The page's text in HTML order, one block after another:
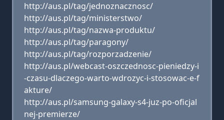
http://aus.pl/tag/jednoznacznosc/
http://aus.pl/tag/ministerstwo/
http://aus.pl/tag/nazwa-produktu/
http://aus.pl/tag/paragony/
http://aus.pl/tag/rozporzadzenie/
http://aus.pl/webcast-oszczednosc-pieniedzy-i
-czasu-dlaczego-warto-wdrozyc-i-stosowac-e-f
akture/
http://aus.pl/samsung-galaxy-s4-juz-po-oficjal
nej-premierze/